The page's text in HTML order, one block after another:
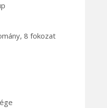
8 fokozat